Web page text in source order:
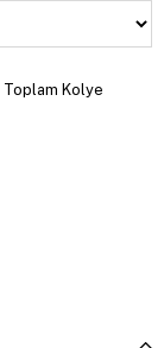
Toplam Kolye